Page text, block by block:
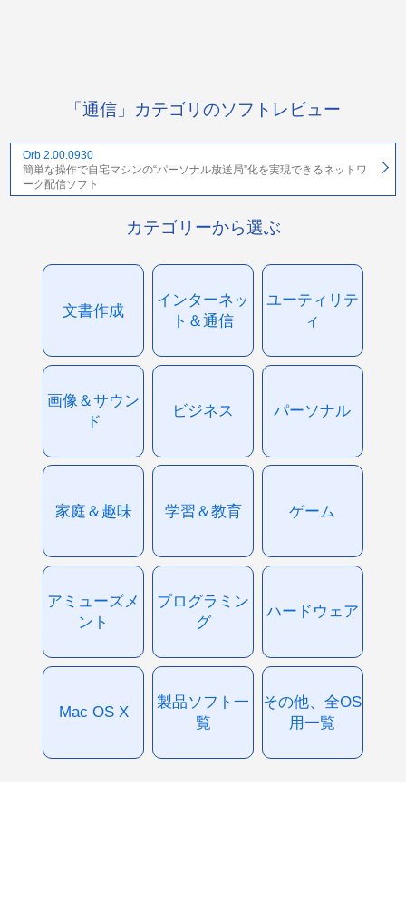
「通信」カテゴリのソフトレビュー
Orb 2.00.0930
簡単な操作で自宅マシンの“パーソナル放送局”化を実現できるネットワ
ーク配信ソフト
カテゴリーから選ぶ
文書作成
インターネッ
ト＆通信
ユーティリテ
ィ
画像＆サウン
ド
ビジネス パーソナル
家庭＆趣味 学習＆教育 ゲーム
アミューズメ
ント
プログラミン
グ
ハードウェア
Mac OS X
製品ソフト一
覧
その他、全OS
用一覧